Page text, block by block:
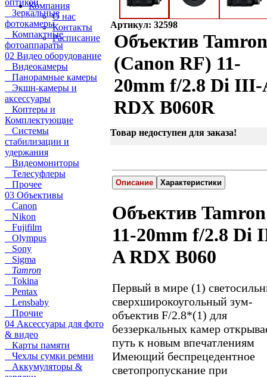
Компания
О нас
Контакты
Расписание
оптикой
Зеркальные
фотокамеры
Компактные
фотоаппараты
02 Видео оборудование
Видеокамеры
Панорамные камеры
Экшн-камеры и
аксессуары
Коптеры и
Комплектующие
Системы
стабилизации и
удержания
Видеомониторы
Телесуфлеры
Прочее
03 Объективы
Canon
Nikon
Fujifilm
Olympus
Sony
Sigma
Tamron
Tokina
Pentax
Lensbaby
Прочие
04 Аксессуары для фото
& видео
Карты памяти
Чехлы сумки ремни
Аккумуляторы &
Артикул: 32598
Объектив
(Canon RF) 11-
20mm f/2.8 Di III-
RDX B060R
Товар недоступен для заказа!
Описание Характеристики
Объектив Tamron
11-20mm f/2.8 Di
A RDX B060
Первый в мире (1)
сверхширокоугольный зум-
объектив F/2.8*(1) для
беззеркальных камер
путь к новым впечатлениям
Имеющий беспрецедентное
светопропускание при